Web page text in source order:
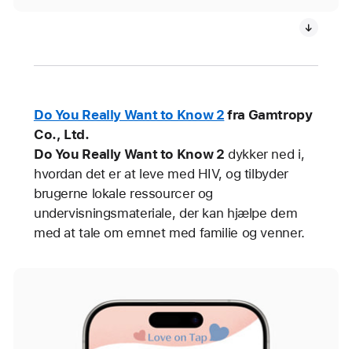
Do You Really Want to Know 2 fra Gamtropy
Co., Ltd.
Do You Really Want to Know 2 dykker ned i,
hvordan det er at leve med HIV, og tilbyder
brugerne lokale ressourcer og
undervisningsmateriale, der kan hjælpe dem
med at tale om emnet med familie og venner.